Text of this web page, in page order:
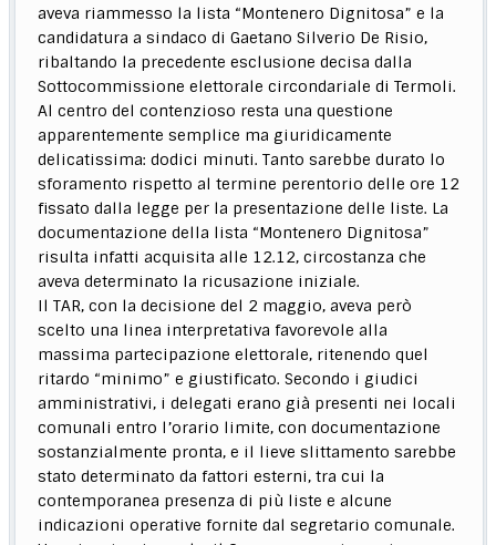
aveva riammesso la lista “Montenero Dignitosa” e la
candidatura a sindaco di Gaetano Silverio De Risio,
ribaltando la precedente esclusione decisa dalla
Sottocommissione elettorale circondariale di Termoli.
Al centro del contenzioso resta una questione
apparentemente semplice ma giuridicamente
delicatissima: dodici minuti. Tanto sarebbe durato lo
sforamento rispetto al termine perentorio delle ore 12
fissato dalla legge per la presentazione delle liste. La
documentazione della lista “Montenero Dignitosa”
risulta infatti acquisita alle 12.12, circostanza che
aveva determinato la ricusazione iniziale.
Il TAR, con la decisione del 2 maggio, aveva però
scelto una linea interpretativa favorevole alla
massima partecipazione elettorale, ritenendo quel
ritardo “minimo” e giustificato. Secondo i giudici
amministrativi, i delegati erano già presenti nei locali
comunali entro l’orario limite, con documentazione
sostanzialmente pronta, e il lieve slittamento sarebbe
stato determinato da fattori esterni, tra cui la
contemporanea presenza di più liste e alcune
indicazioni operative fornite dal segretario comunale.